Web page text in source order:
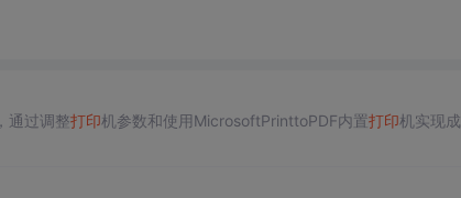
，通过调整打印机参数和使用MicrosoftPrinttoPDF内置打印机实现成